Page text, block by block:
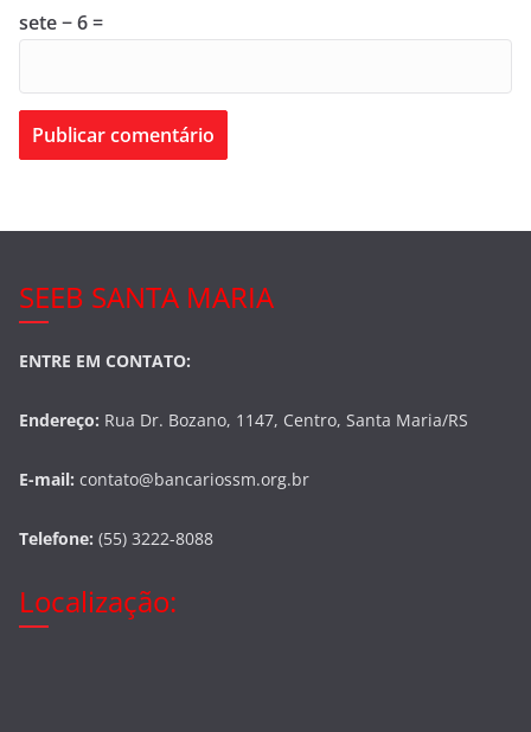
sete − 6 =
SEEB SANTA MARIA
ENTRE EM CONTATO:
Endereço: Rua Dr. Bozano, 1147, Centro, Santa Maria/RS
E-mail: contato@bancariossm.org.br
Telefone: (55) 3222-8088
Localização: